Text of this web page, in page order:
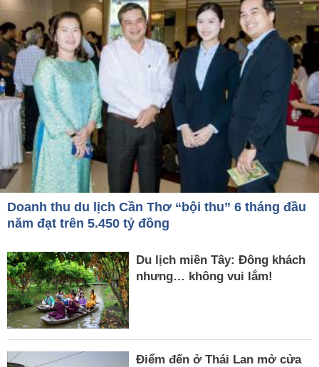
Doanh thu du lịch Cần Thơ “bội thu” 6 tháng đầu
năm đạt trên 5.450 tỷ đồng
Du lịch miền Tây: Đông khách
nhưng… không vui lắm!
Điểm đến ở Thái Lan mở cửa